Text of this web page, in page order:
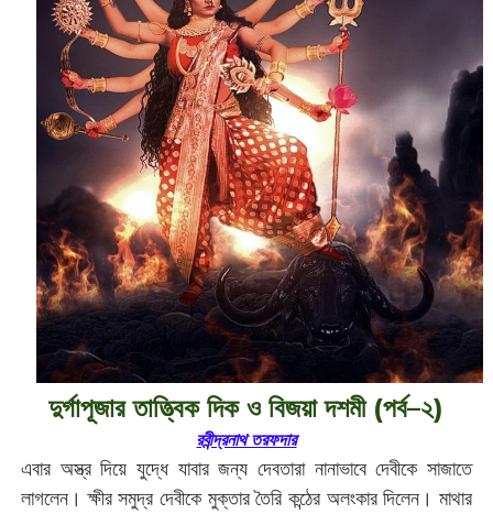
দুর্গাপূজার তাত্ত্বিক দিক ও বিজয়া দশমী (পর্ব–২)
রবীন্দ্রনাথ তরফদার
এবার অস্ত্র দিয়ে যুদ্ধে যাবার জন্য দেবতারা নানাভাবে দেবীকে সাজাতে
লাগলেন। ক্ষীর সমুদ্র দেবীকে মুক্তার তৈরি কন্ঠের অলংকার দিলেন। মাথার